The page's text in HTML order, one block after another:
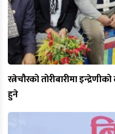
रत्नेचौरको तोरीबारीमा
हुने